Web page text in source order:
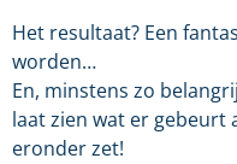
Het resultaat? Een
worden…
En, minstens zo
laat zien wat er gebeurt
eronder zet!